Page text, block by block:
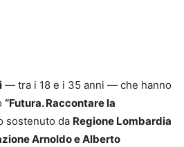
— tra i 18 e i 35 anni — che hanno
“Futura. Raccontare la
sostenuto da Regione Lombardia
Arnoldo e Alberto